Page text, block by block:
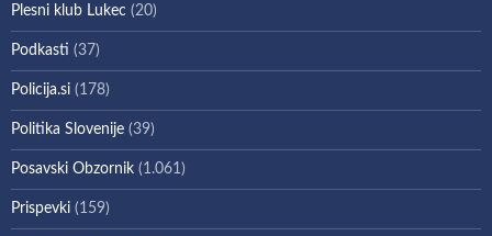
Plesni klub Lukec (20)
Podkasti (37)
Policija.si (178)
Politika Slovenije (39)
Posavski Obzornik (1.061)
Prispevki (159)